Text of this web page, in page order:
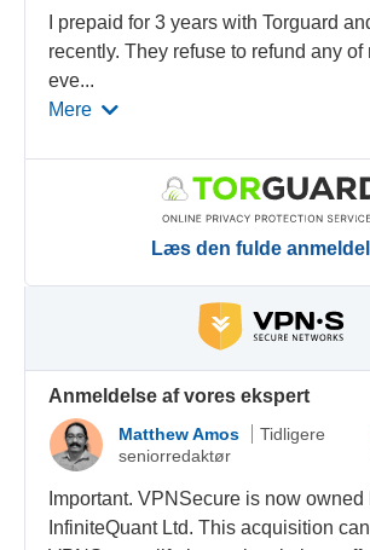
I prepaid for 3 years with Torguard
recently. They refuse to refund any of
eve...
Mere
Læs den fulde
Anmeldelse af vores ekspert
Matthew Amos
Tidligere
seniorredaktør
Important. VPNSecure is now owned
InfiniteQuant Ltd. This acquisition